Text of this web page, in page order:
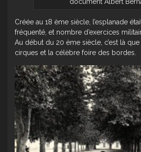
Créée au 18 ème siècle, l’esplanade
fréquenté, et nombre d’exercices
Au début du 20 ème siècle, c’est là que
cirques et la célèbre foire des bordes.